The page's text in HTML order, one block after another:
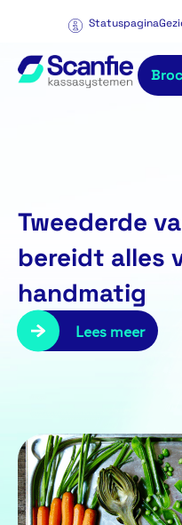
Statuspagina
Tweederde
bereidt alles
handmatig
Lees meer